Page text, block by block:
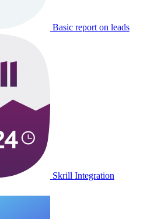
Basic report on leads
Skrill Integration